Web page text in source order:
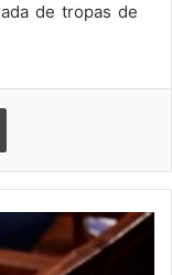
de tropas de
Imprimi